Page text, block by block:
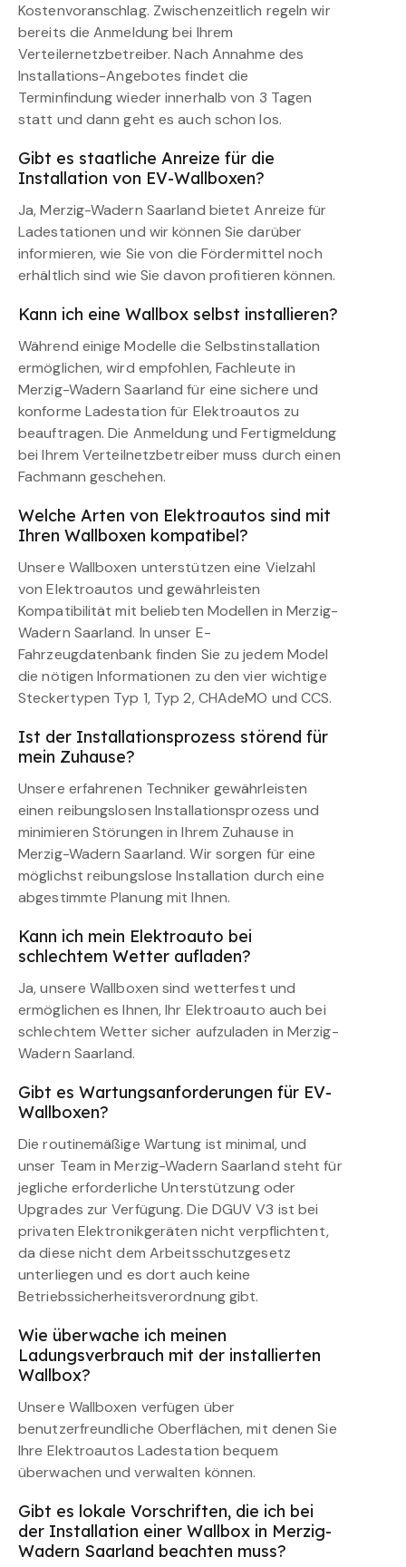
Kostenvoranschlag. Zwischenzeitlich regeln wir
bereits die Anmeldung bei Ihrem
Verteilernetzbetreiber. Nach Annahme des
Installations-Angebotes findet die
Terminfindung wieder innerhalb von 3 Tagen
statt und dann geht es auch schon los.
Gibt es staatliche Anreize für die
Installation von EV-Wallboxen?
Ja, Merzig-Wadern Saarland bietet Anreize für
Ladestationen und wir können Sie darüber
informieren, wie Sie von die Fördermittel noch
erhältlich sind wie Sie davon profitieren können.
Kann ich eine Wallbox selbst installieren?
Während einige Modelle die Selbstinstallation
ermöglichen, wird empfohlen, Fachleute in
Merzig-Wadern Saarland für eine sichere und
konforme Ladestation für Elektroautos zu
beauftragen. Die Anmeldung und Fertigmeldung
bei Ihrem Verteilnetzbetreiber muss durch einen
Fachmann geschehen.
Welche Arten von Elektroautos sind mit
Ihren Wallboxen kompatibel?
Unsere Wallboxen unterstützen eine Vielzahl
von Elektroautos und gewährleisten
Kompatibilität mit beliebten Modellen in Merzig-
Wadern Saarland. In unser E-
Fahrzeugdatenbank finden Sie zu jedem Model
die nötigen Informationen zu den vier wichtige
Steckertypen Typ 1, Typ 2, CHAdeMO und CCS.
Ist der Installationsprozess störend für
mein Zuhause?
Unsere erfahrenen Techniker gewährleisten
einen reibungslosen Installationsprozess und
minimieren Störungen in Ihrem Zuhause in
Merzig-Wadern Saarland. Wir sorgen für eine
möglichst reibungslose Installation durch eine
abgestimmte Planung mit Ihnen.
Kann ich mein Elektroauto bei
schlechtem Wetter aufladen?
Ja, unsere Wallboxen sind wetterfest und
ermöglichen es Ihnen, Ihr Elektroauto auch bei
schlechtem Wetter sicher aufzuladen in Merzig-
Wadern Saarland.
Gibt es Wartungsanforderungen für EV-
Wallboxen?
Die routinemäßige Wartung ist minimal, und
unser Team in Merzig-Wadern Saarland steht für
jegliche erforderliche Unterstützung oder
Upgrades zur Verfügung. Die DGUV V3 ist bei
privaten Elektronikgeräten nicht verpflichtent,
da diese nicht dem Arbeitsschutzgesetz
unterliegen und es dort auch keine
Betriebssicherheitsverordnung gibt.
Wie überwache ich meinen
Ladungsverbrauch mit der installierten
Wallbox?
Unsere Wallboxen verfügen über
benutzerfreundliche Oberflächen, mit denen Sie
Ihre Elektroautos Ladestation bequem
überwachen und verwalten können.
Gibt es lokale Vorschriften, die ich bei
der Installation einer Wallbox in Merzig-
Wadern Saarland beachten muss?